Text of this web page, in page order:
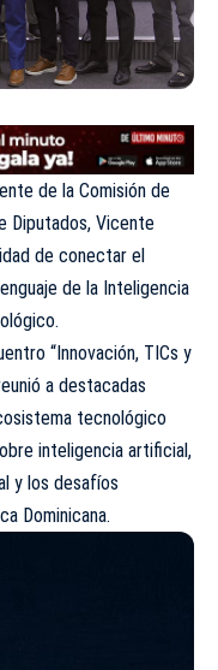
de la Comisión de
Diputados, Vicente
de conectar el
de la Inteligencia
“Innovación, TICs y
a destacadas
tecnológico
inteligencia artificial,
y los desafíos
Dominicana.